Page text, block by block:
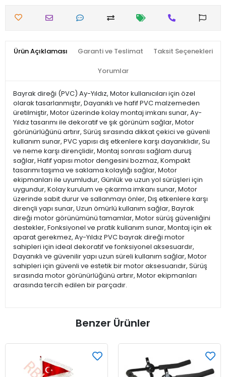
Ürün Açıklaması Garanti ve Teslimat Taksit Seçenekleri
Yorumlar
Bayrak direği (PVC) Ay-Yıldız, Motor kullanıcıları için özel
olarak tasarlanmıştır, Dayanıklı ve hafif PVC malzemeden
üretilmiştir, Motor üzerinde kolay montaj imkanı sunar, Ay-
Yıldız tasarımı ile dekoratif ve şık görünüm sağlar, Motor
görünürlüğünü artırır, Sürüş sırasında dikkat çekici ve güvenli
kullanım sunar, PVC yapısı dış etkenlere karşı dayanıklıdır, Su
ve neme karşı dirençlidir, Montaj sonrası sağlam duruş
sağlar, Hafif yapısı motor dengesini bozmaz, Kompakt
tasarımı taşıma ve saklama kolaylığı sağlar, Motor
ekipmanları ile uyumludur, Günlük ve uzun yol sürüşleri için
uygundur, Kolay kurulum ve çıkarma imkanı sunar, Motor
üzerinde sabit durur ve sallanmayı önler, Dış etkenlere karşı
dirençli yapı sunar, Uzun ömürlü kullanım sağlar, Bayrak
direği motor görünümünü tamamlar, Motor sürüş güvenliğini
destekler, Fonksiyonel ve pratik kullanım sunar, Montaj için ek
aparat gerekmez, Ay-Yıldız PVC bayrak direği motor
sahipleri için ideal dekoratif ve fonksiyonel aksesuardır,
Dayanıklı ve güvenilir yapı uzun süreli kullanım sağlar, Motor
sahipleri için güvenli ve estetik bir motor aksesuarıdır, Sürüş
sırasında motor görünürlüğünü artırır, Motor ekipmanları
arasında tercih edilen bir parçadır.
Benzer Ürünler